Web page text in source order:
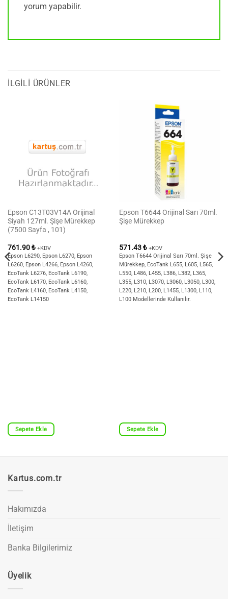
yorum yapabilir.
İLGILI ÜRÜNLER
Epson C13T03V14A Orijinal
Siyah 127ml. Şişe Mürekkep
(7500 Sayfa , 101)
761.90₺ +KDV
Epson L6290, Epson L6270, Epson
L6260, Epson L4266, Epson L4260,
EcoTank L6276, EcoTank L6190,
EcoTank L6170, EcoTank L6160,
EcoTank L4160, EcoTank L4150,
EcoTank L14150
Sepete Ekle
Epson T6644 Orijinal Sarı 70ml.
Şişe Mürekkep
571.43₺ +KDV
Epson T6644 Orijinal Sarı 70ml. Şişe
Mürekkep, EcoTank L655, L605, L565,
L550, L486, L455, L386, L382, L365,
L355, L310, L3070, L3060, L3050, L300,
L220, L210, L200, L1455, L1300, L110,
L100 Modellerinde Kullanılır.
Sepete Ekle
Kartus.com.tr
Hakımızda
İletişim
Banka Bilgilerimiz
Üyelik